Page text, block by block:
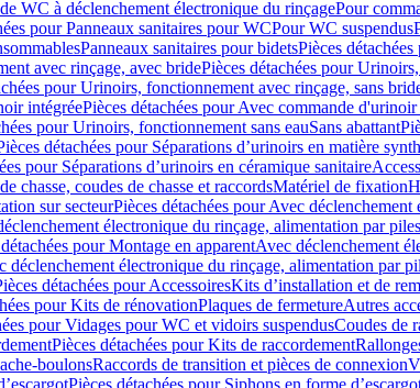
WC à déclenchement électronique du rinçagePour
pour Panneaux sanitaires pour WCPour WC suspendus
Panneaux sanitaires pour bidetsPièces
avec rinçage, avec bridePièces détachées pour
pour Urinoirs, fonctionnement avec rinçage, sans
intégréePièces détachées pour Avec commande
pour Urinoirs, fonctionnement sans eauSans abattant
détachées pour Séparations d’urinoirs en matière
pour Séparations d’urinoirs en céramique sanitaire
chasse, coudes de chasse et raccordsMatériel de fixation
sur secteurPièces détachées pour Avec
électronique du rinçage, alimentation par piles
pour Montage en apparentAvec déclenchement
déclenchement électronique du rinçage, alimentation par
détachées pour AccessoiresKits d’installation et de
pour Kits de rénovationPlaques de fermetureAutres
pour Vidages pour WC et vidoirs suspendusCoudes de
Pièces détachées pour Kits de raccordement
boulonsRaccords de transition et pièces de connexion
Pièces détachées pour Siphons en forme